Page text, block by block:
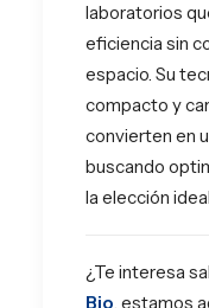
laboratorios
eficiencia sin
espacio. Su
compacto y
convierten en
buscando
la elección
¿Te interesa
Bio, estamos